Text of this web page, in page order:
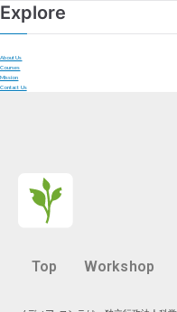
Explore
About Us
Courses
Mission
Contact Us
Top Workshop